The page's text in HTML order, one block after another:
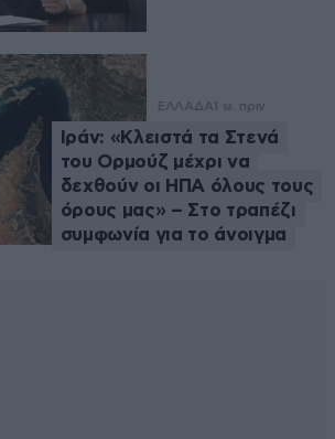
ΕΛΛΑΔΑ 1 ω. πριν
Ιράν: «Κλειστά τα Στενά
του Ορμούζ μέχρι να
δεχθούν οι ΗΠΑ όλους τους
όρους μας» – Στο τραπέζι
συμφωνία για το άνοιγμα